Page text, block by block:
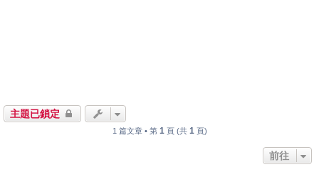
主題已鎖定
1 篇文章 • 第 1 頁 (共 1 頁)
前往